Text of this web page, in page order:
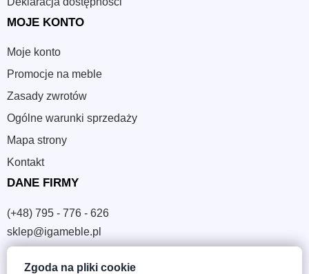
MOJE KONTO
Moje konto
Promocje na meble
Zasady zwrotów
Ogólne warunki sprzedaży
Mapa strony
Kontakt
DANE FIRMY
(+48) 795 - 776 - 626
sklep@igameble.pl
Sandomierska 4A
Zgoda na pliki cookie